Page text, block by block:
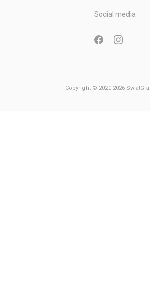
Social media
Copyright © 2020-2026